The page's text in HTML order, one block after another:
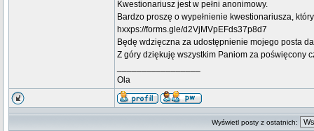
Kwestionariusz jest w pełni anonimowy.
Bardzo proszę o wypełnienie kwestionariusza,
hxxps://forms.gle/d2VjMVpEFds37p8d7
Będę wdzięczna za udostępnienie mojego posta
Z góry dziękuję wszystkim Paniom za poświęcony
Ola
Wyświetl posty z ostatnich: